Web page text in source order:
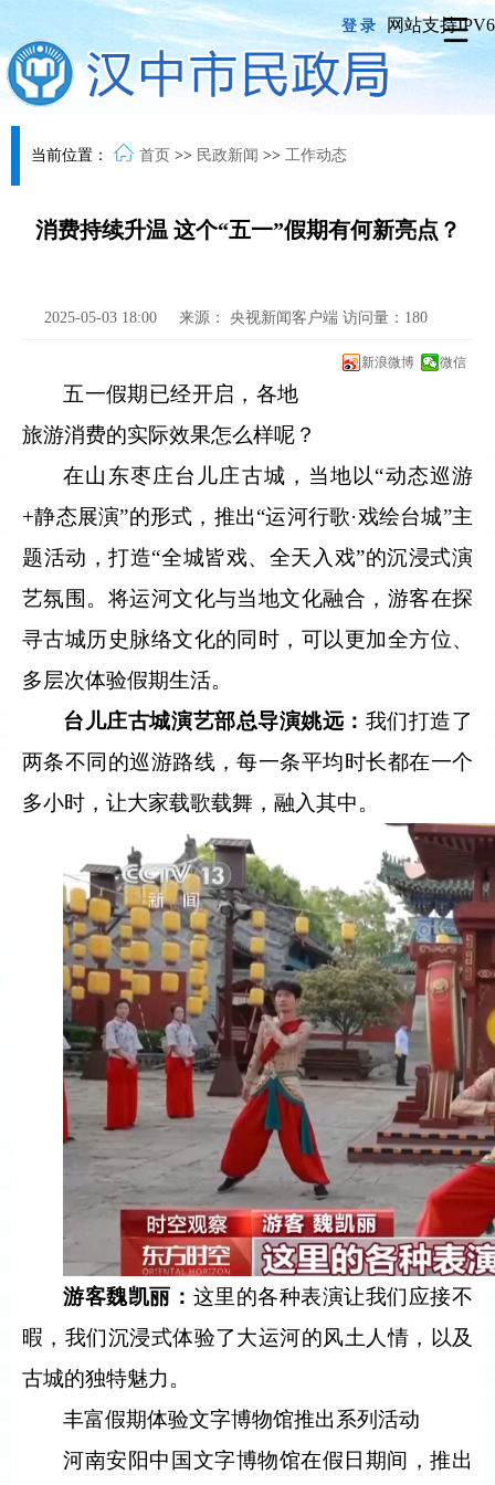
登录 网站支持IPV6
当前位置： 首页 >> 民政新闻 >> 工作动态
消费持续升温 这个“五一”假期有何新亮点？
2025-05-03 18:00 来源： 央视新闻客户端 访问量： 180
新浪微博 微信
五一假期已经开启，各地
旅游消费的实际效果怎么样呢？
在山东枣庄台儿庄古城，当地以“动态巡游
+静态展演”的形式，推出“运河行歌·戏绘台城”主
题活动，打造“全城皆戏、全天入戏”的沉浸式演
艺氛围。将运河文化与当地文化融合，游客在探
寻古城历史脉络文化的同时，可以更加全方位、
多层次体验假期生活。
台儿庄古城演艺部总导演姚远 ： 我们打造了
两条不同的巡游路线，每一条平均时长都在一个
多小时，让大家载歌载舞，融入其中。
游客魏凯丽： 这里的各种表演让我们应接不
暇，我们沉浸式体验了大运河的风土人情，以及
古城的独特魅力。
丰富假期体验文字博物馆推出系列活动
河南安阳中国文字博物馆在假日期间，推出